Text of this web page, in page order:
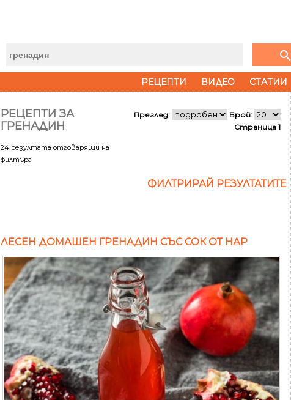
search
РЕЦЕПТИ ВИДЕО СТАТИИ
РЕЦЕПТИ ЗА
ГРЕНАДИН
24 резултата отговарящи на
филтъра
Преглед:
Брой:
Страница 1
ФИЛТРИРАЙ РЕЗУЛТАТИТЕ
ЛЕСЕН ДОМАШЕН ГРЕНАДИН СЪС СОК ОТ НАР